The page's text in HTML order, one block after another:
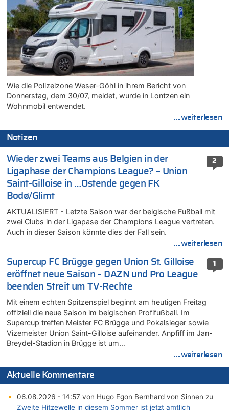
Wie die Polizeizone Weser-Göhl in ihrem Bericht von
Donnerstag, dem 30/07, meldet, wurde in Lontzen ein
Wohnmobil entwendet.
....weiterlesen
Notizen
2
Wieder zwei Teams aus Belgien in der
Ligaphase der Champions League? – Union
Saint-Gilloise in …Ostende gegen FK
Bodø/Glimt
AKTUALISIERT - Letzte Saison war der belgische Fußball mit
zwei Clubs in der Ligapase der Champions League vertreten.
Auch in dieser Saison könnte dies der Fall sein.
....weiterlesen
1
Supercup FC Brügge gegen Union St. Gilloise
eröffnet neue Saison – DAZN und Pro League
beenden Streit um TV-Rechte
Mit einem echten Spitzenspiel beginnt am heutigen Freitag
offiziell die neue Saison im belgischen Profifußball. Im
Supercup treffen Meister FC Brügge und Pokalsieger sowie
Vizemeister Union Saint-Gilloise aufeinander. Anpfiff im Jan-
Breydel-Stadion in Brügge ist um…
....weiterlesen
Aktuelle Kommentare
06.08.2026 - 14:57 von Hugo Egon Bernhard von Sinnen zu
Zweite Hitzewelle in diesem Sommer ist jetzt amtlich